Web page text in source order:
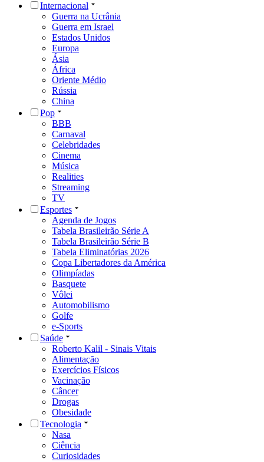
Internacional
Guerra na Ucrânia
Guerra em Israel
Estados Unidos
Europa
Ásia
África
Oriente Médio
Rússia
China
Pop
BBB
Carnaval
Celebridades
Cinema
Música
Realities
Streaming
TV
Esportes
Agenda de Jogos
Tabela Brasileirão Série A
Tabela Brasileirão Série B
Tabela Eliminatórias 2026
Copa Libertadores da América
Olimpíadas
Basquete
Vôlei
Automobilismo
Golfe
e-Sports
Saúde
Roberto Kalil - Sinais Vitais
Alimentação
Exercícios Físicos
Vacinação
Câncer
Drogas
Obesidade
Tecnologia
Nasa
Ciência
Curiosidades